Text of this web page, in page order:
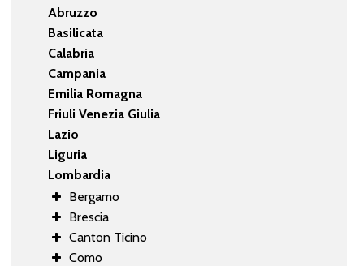
Abruzzo
Basilicata
Calabria
Campania
Emilia Romagna
Friuli Venezia Giulia
Lazio
Liguria
Lombardia
Bergamo
Brescia
Canton Ticino
Como